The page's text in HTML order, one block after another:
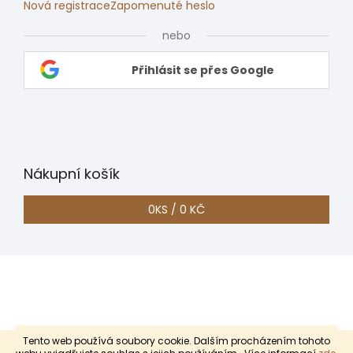
Tento web používá soubory cookie. Dalším procházením tohoto
Nyní trvá odeslání objednávek, které nejsou skladem 4 až 5
Nová registraceZapomenuté heslo
nebo
Přihlásit se přes Google
Nákupní košík
0KS / 0 KČ
Vytvořil Shoptet